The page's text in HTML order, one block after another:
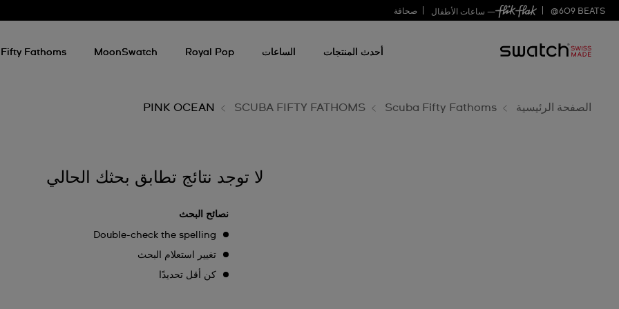
@609 BEATS — ساعات الأطفال صحافة
أحدث المنتجات الساعات Royal Pop
MoonSwatch
Fathoms
PINK
OCEAN
الصفحة الرئيسية Scuba Fifty Fathoms
SCUBA FIFTY FATHOMS
PINK OCEAN
لا توجد نتائج تطابق بحثك الحالي
نصائح البحث
Double-check the spelling
تغيير استعلام البحث
كن أقل تحديدًا